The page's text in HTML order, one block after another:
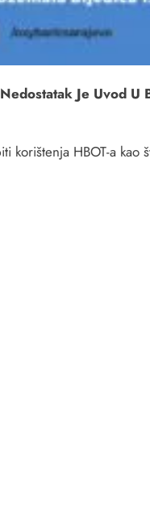
Je Uvod U
korištenja HBOT-a kao